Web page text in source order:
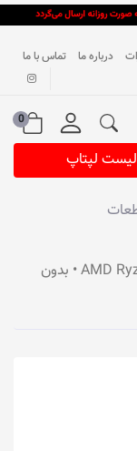
درباره ما تماس با ما
0
لیست لپتاپ
پردازنده دسکتاپ AMD مدل AMD Ryzen 5 7500F • بدون